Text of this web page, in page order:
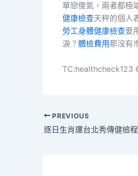
單戀傻氣，兩者都極
健康檢查天秤的個人
勞工身體健康檢查要
淚？ 體檢費用 那沒有
PREVIOUS
逐日生肖運台北秀傳健檢程